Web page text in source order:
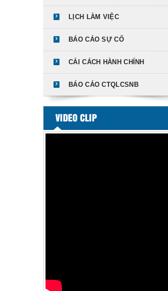
LỊCH LÀM VIỆC
BÁO CÁO SỰ CỐ
CẢI CÁCH HÀNH CHÍNH
BÁO CÁO CTQLCSNB
VIDEO CLIP